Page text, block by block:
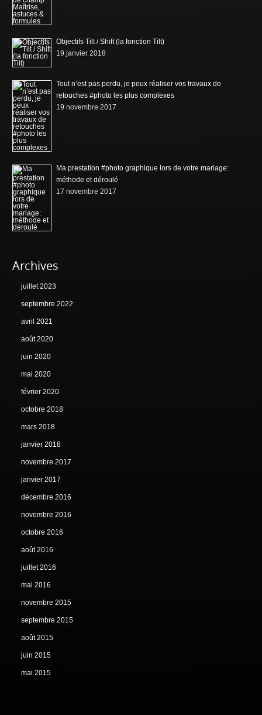
Objectifs Tilt / Shift (la fonction Tilt)
19 janvier 2018
Tout n’est pas perdu, je peux réaliser vos travaux de
retouches #photo les plus complexes
19 novembre 2017
Ma prestation #photo graphique lors de votre mariage:
méthode et déroulé
17 novembre 2017
Archives
juillet 2023
septembre 2022
avril 2021
août 2020
juin 2020
mai 2020
février 2020
octobre 2018
mars 2018
janvier 2018
novembre 2017
janvier 2017
décembre 2016
novembre 2016
octobre 2016
août 2016
juillet 2016
mai 2016
novembre 2015
septembre 2015
août 2015
juin 2015
mai 2015